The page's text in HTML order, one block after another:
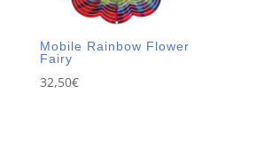
Mobile Rainbow Flower
Fairy
32,50€